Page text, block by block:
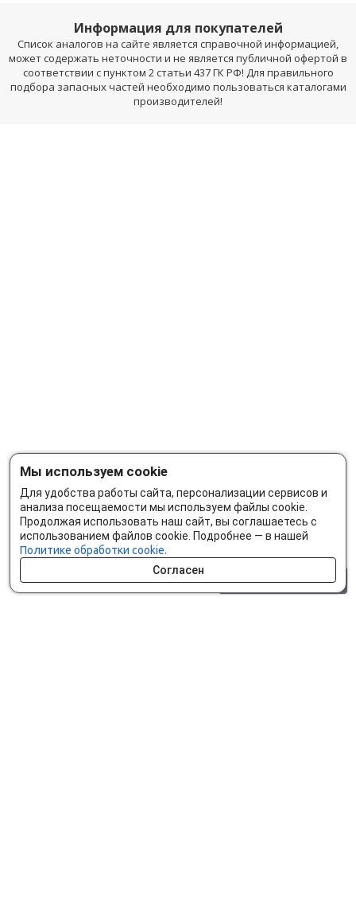
Информация для покупателей
Список аналогов на сайте является справочной информацией,
может содержать неточности и не является публичной офертой в
соответствии с пунктом 2 статьи 437 ГК РФ! Для правильного
подбора запасных частей необходимо пользоваться каталогами
производителей!
Мы используем cookie
Для удобства работы сайта, персонализации сервисов и
анализа посещаемости мы используем файлы cookie.
Продолжая использовать наш сайт, вы соглашаетесь с
использованием файлов cookie. Подробнее — в нашей
Политике обработки cookie.
Согласен